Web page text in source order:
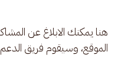
هنا يمكنك الابلاغ عن
الموقع، وسيقوم فريق